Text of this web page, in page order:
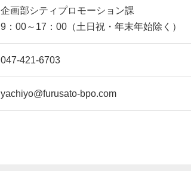
企画部シティプロモーション課
9：00～17：00（土日祝・年末年始除く）
047-421-6703
yachiyo@furusato-bpo.com